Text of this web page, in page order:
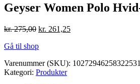
Geyser Women Polo
kr.275,00 Den
pris
kr. 275,00.
kr. 261,25Den
kr. 261,25.
Gå til shop
Varenummer (SKU):
Kategori: Produkter